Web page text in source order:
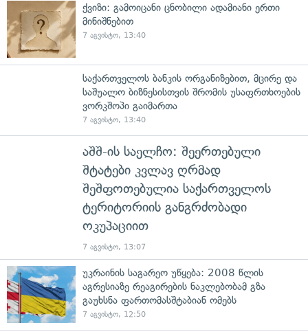
ქვიზი: გამოიცანი ცნობილი ადამიანი ერთი
მინიშნებით
7 აგვისტო, 13:40
საქართველოს ბანკის ორგანიზებით, მცირე და
საშუალო ბიზნესისთვის შრომის უსაფრთხოების
ვორკშოპი გაიმართა
7 აგვისტო, 13:40
აშშ-ის საელჩო: შეერთებული
შტატები კვლავ ღრმად
შეშფოთებულია საქართველოს
ტერიტორიის განგრძობადი
ოკუპაციით
7 აგვისტო, 13:07
უკრაინის საგარეო უწყება: 2008 წლის
აგრესიაზე რეაგირების ნაკლებობამ გზა
გაუხსნა ფართომასშტაბიან ომებს
7 აგვისტო, 12:50